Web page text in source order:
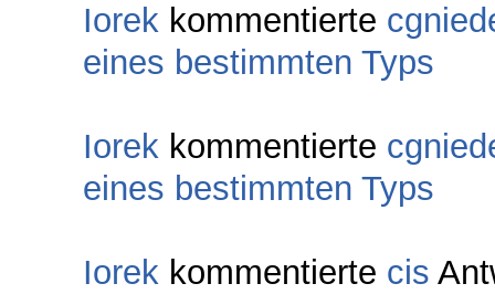
Iorek kommentierte
eines bestimmten Typs
Iorek kommentierte
eines bestimmten Typs
Iorek kommentierte cis